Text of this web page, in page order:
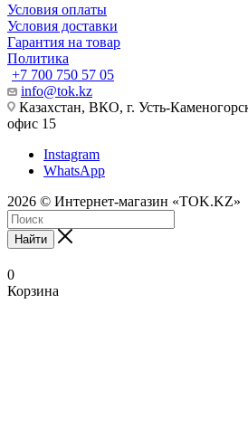
Условия оплаты
Условия доставки
Гарантия на товар
Политика
+7 700 750 57 05
info@tok.kz
Казахстан, ВКО, г. Усть-
офис 15
Instagram
WhatsApp
2026 © Интернет-магазин «TOK.KZ»
Найти
0
Корзина